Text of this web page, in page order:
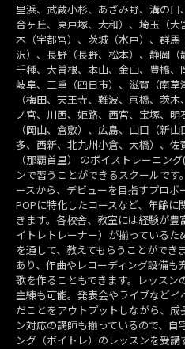
里浜、武蔵小杉、あざみ野、溝の
合ヶ丘、東戸塚、大和）、埼玉（
木（宇都宮）、茨城（水戸）、群
沢）、長野（長野、松本）、静岡（
千種、大曽根、本山、金山、豊橋、
岐阜、三重（四日市）、滋賀（南
（梅田、天王寺、難波、京橋、茨
ノ宮、川西、姫路、西宮、宝塚、
（岡山、倉敷）、広島、山口（新
多、西新、北九州小倉、大橋）、
（那覇首里） のボイストレーニン
ンで習うことができるスクールで
ースから、デビューを目指すプロ
POPに特化したコースなど、年齢
きます。各校舎、教室には経験が
イトレトレーナー）が揃っている
を通して、教えてもらうことができ
あり、作曲やレコーディング設備
歌を作ることもできます。レッスン
主練も可能。発表会やライブなど
だことをアウトプットしながら、
ン対応の講師も揃っているので、
ング（ボイトレ）のレッスンを受講